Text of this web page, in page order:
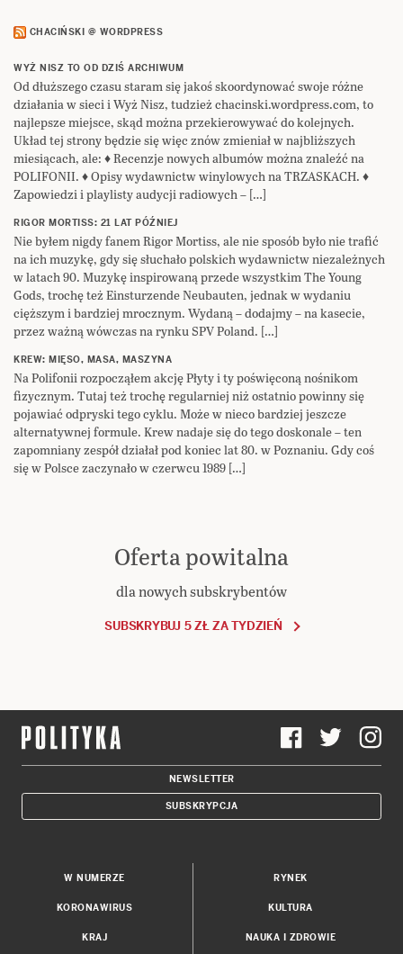
CHACIŃSKI @ WORDPRESS
WYŻ NISZ TO OD DZIŚ ARCHIWUM
Od dłuższego czasu staram się jakoś skoordynować swoje różne
działania w sieci i Wyż Nisz, tudzież chacinski.wordpress.com, to
najlepsze miejsce, skąd można przekierowywać do kolejnych.
Układ tej strony będzie się więc znów zmieniał w najbliższych
miesiącach, ale: ♦ Recenzje nowych albumów można znaleźć na
POLIFONII. ♦ Opisy wydawnictw winylowych na TRZASKACH. ♦
Zapowiedzi i playlisty audycji radiowych – […]
RIGOR MORTISS: 21 LAT PÓŹNIEJ
Nie byłem nigdy fanem Rigor Mortiss, ale nie sposób było nie trafić
na ich muzykę, gdy się słuchało polskich wydawnictw niezależnych
w latach 90. Muzykę inspirowaną przede wszystkim The Young
Gods, trochę też Einsturzende Neubauten, jednak w wydaniu
cięższym i bardziej mrocznym. Wydaną – dodajmy – na kasecie,
przez ważną wówczas na rynku SPV Poland. […]
KREW: MIĘSO, MASA, MASZYNA
Na Polifonii rozpocząłem akcję Płyty i ty poświęconą nośnikom
fizycznym. Tutaj też trochę regularniej niż ostatnio powinny się
pojawiać odpryski tego cyklu. Może w nieco bardziej jeszcze
alternatywnej formule. Krew nadaje się do tego doskonale – ten
zapomniany zespół działał pod koniec lat 80. w Poznaniu. Gdy coś
się w Polsce zaczynało w czerwcu 1989 […]
Oferta powitalna
dla nowych subskrybentów
SUBSKRYBUJ 5 ZŁ ZA TYDZIEŃ
NEWSLETTER
SUBSKRYPCJA
W NUMERZE
KORONAWIRUS
KRAJ
RYNEK
KULTURA
NAUKA I ZDROWIE